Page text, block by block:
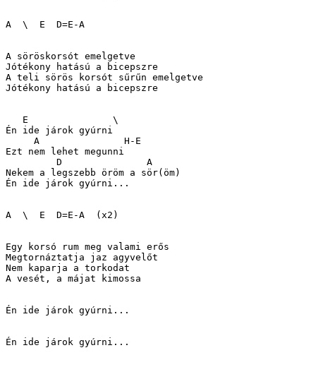
A  \  E  D=E-A
A söröskorsót emelgetve
Jótékony hatású a bicepszre
A teli sörös korsót sűrűn emelgetve
Jótékony hatású a bicepszre
   E               \
Én ide járok gyúrni
     A               H-E
Ezt nem lehet megunni
         D               A
Nekem a legszebb öröm a sör(öm)
Én ide járok gyúrni...
A  \  E  D=E-A  (x2)
Egy korsó rum meg valami erős
Megtornáztatja jaz agyvelőt
Nem kaparja a torkodat
A vesét, a májat kimossa
Én ide járok gyúrni...
Én ide járok gyúrni...